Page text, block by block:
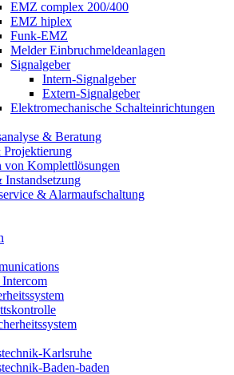
EMZ complex 200/400
EMZ hiplex
Funk-EMZ
Melder Einbruchmeldeanlagen
Signalgeber
Intern-Signalgeber
Extern-Signalgeber
Elektromechanische Schalteinrichtungen
& Beratung
Projektierung​
von Komplettlösungen
Instandsetzung
& Alarmaufschaltung
Karlsruhe
Baden-baden